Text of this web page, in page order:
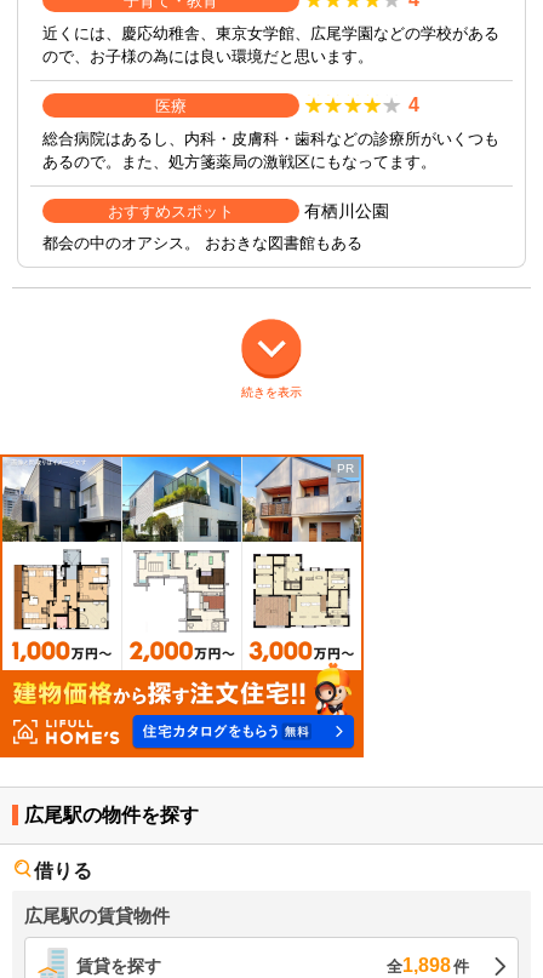
近くには、慶応幼稚舎、東京女学館、広尾学園などの学校がある
ので、お子様の為には良い環境だと思います。
医療 4
総合病院はあるし、内科・皮膚科・歯科などの診療所がいくつも
あるので。また、処方箋薬局の激戦区にもなってます。
おすすめスポット 有栖川公園
都会の中のオアシス。 おおきな図書館もある
続きを表示
広尾駅の物件を探す
借りる
広尾駅の賃貸物件
賃貸を探す 全1,898件